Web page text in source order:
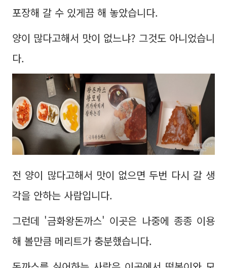
포장해 갈 수 있게끔 해 놓았습니다.
양이 많다고해서 맛이 없느냐? 그것도 아니었습니
다.
전 양이 많다고해서 맛이 없으면 두번 다시 갈 생
각을 안하는 사람입니다.
그런데 '금화왕돈까스' 이곳은 나중에 종종 이용
해 볼만큼 메리트가 충분했습니다.